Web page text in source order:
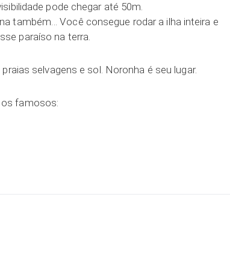
pode chegar até 50m.
também… Você consegue rodar a ilha inteira e
paraíso na terra.
selvagens e sol. Noronha é seu lugar.
famosos: